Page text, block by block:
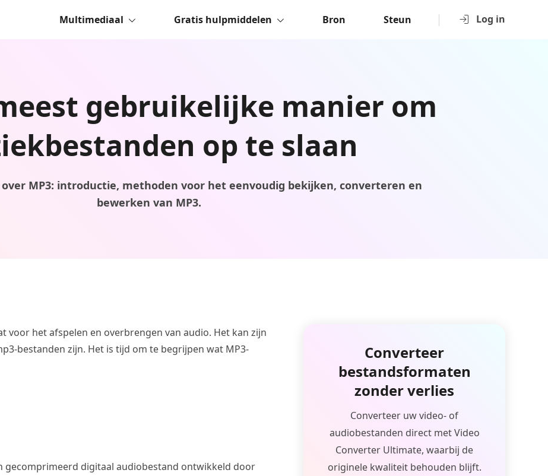
Log in
Multimediaal Gratis hulpmiddelen Bron Steun
gebruikelijke manier om
op te slaan
MP3: introductie, methoden voor het eenvoudig bekijken, converteren en
bewerken van MP3.
voor het afspelen en overbrengen van audio. Het kan zijn
bestanden zijn. Het is tijd om te begrijpen wat MP3-
gecomprimeerd digitaal audiobestand ontwikkeld door
Converteer
bestandsformaten
zonder verlies
Converteer uw video- of
audiobestanden direct met Video
Converter Ultimate, waarbij de
originele kwaliteit behouden blijft.